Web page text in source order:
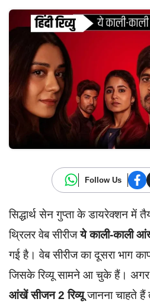
Follow Us
सिद्धार्थ सेन गुप्ता के डायरेक्शन में
थ्रिलर वेब सीरीजये काली-काली
गई है। वेब सीरीज का दूसरा भाग
जिसके रिव्यू सामने आ चुके हैं।
आंखें सीजन 2 रिव्यूजानना चाहते